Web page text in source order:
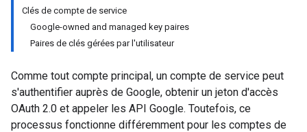
Clés de compte de service
Google-owned and managed key paires
Paires de clés gérées par l'utilisateur
Comme tout compte principal, un compte de service peut
s'authentifier auprès de Google, obtenir un jeton d'accès
OAuth 2.0 et appeler les API Google. Toutefois, ce
processus fonctionne différemment pour les comptes de